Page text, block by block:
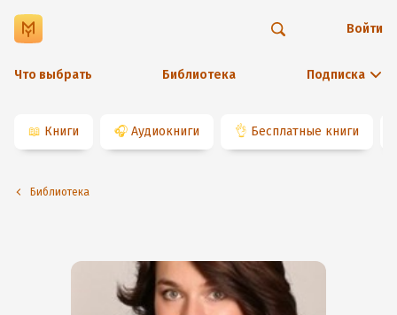
Что выбрать Библиотека Подписка
Войти
📖 Книги 🎧 Аудиокниги 👌 Бесплатные книги
Библиотека